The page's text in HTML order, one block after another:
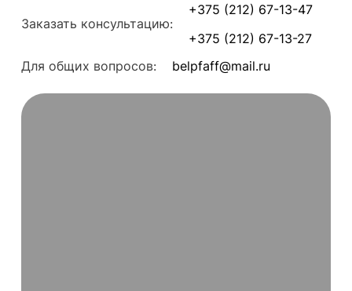
Заказать консультацию:
+375 (212) 67-13-47
+375 (212) 67-13-27
Для общих вопросов:
belpfaff@mail.ru